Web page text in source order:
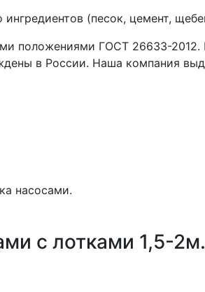
(песок, цемент,
положениями ГОСТ 26633-2012.
в России. Наша компания
насосами.
с лотками 1,5-2м.